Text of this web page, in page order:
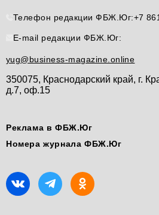
Телефон редакции ФБЖ.Юг:+7
E-mail редакции ФБЖ.Юг:
yug@business-magazine.online
350075, Краснодарский край, г.
д.7, оф.15
Реклама в ФБЖ.Юг
Номера журнала ФБЖ.Юг